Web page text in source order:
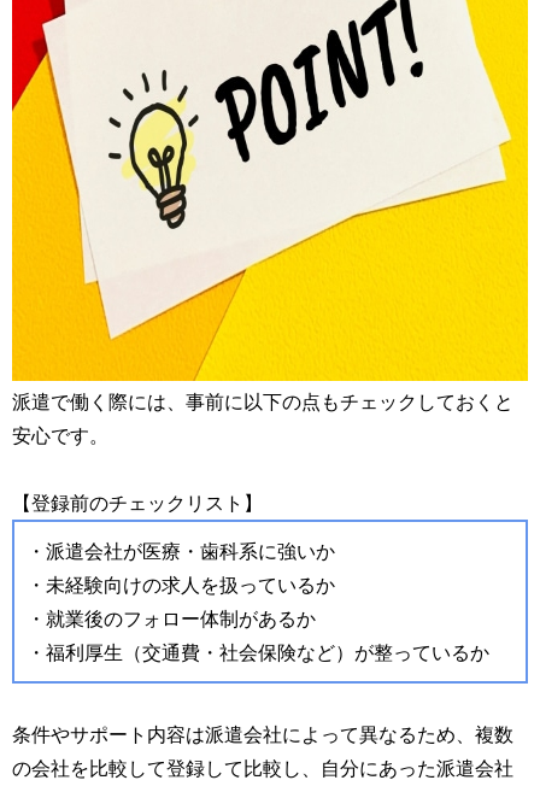
派遣で働く際には、事前に以下の点もチェックしておくと
安心です。
【登録前のチェックリスト】
・派遣会社が医療・歯科系に強いか
・未経験向けの求人を扱っているか
・就業後のフォロー体制があるか
・福利厚生（交通費・社会保険など）が整っているか
条件やサポート内容は派遣会社によって異なるため、複数
の会社を比較して登録して比較し、自分にあった派遣会社